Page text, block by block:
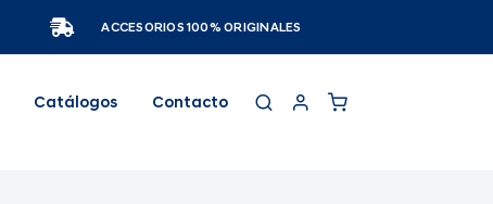
ACCESORIOS 100% ORIGINALES
Catálogos Contacto